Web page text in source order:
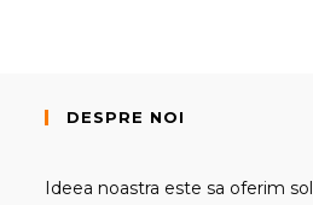
DESPRE NOI
Ideea noastra este sa oferim